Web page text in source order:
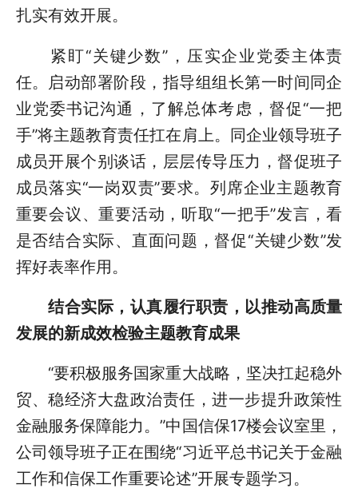
扎实有效开展。
紧盯“关键少数”，压实企业党委主体责
任。启动部署阶段，指导组组长第一时间同企
业党委书记沟通，了解总体考虑，督促“一把
手”将主题教育责任扛在肩上。同企业领导班子
成员开展个别谈话，层层传导压力，督促班子
成员落实“一岗双责”要求。列席企业主题教育
重要会议、重要活动，听取“一把手”发言，看
是否结合实际、直面问题，督促“关键少数”发
挥好表率作用。
结合实际，认真履行职责，以推动高质量
发展的新成效检验主题教育成果
“要积极服务国家重大战略，坚决扛起稳外
贸、稳经济大盘政治责任，进一步提升政策性
金融服务保障能力。”中国信保17楼会议室里，
公司领导班子正在围绕“习近平总书记关于金融
工作和信保工作重要论述”开展专题学习。